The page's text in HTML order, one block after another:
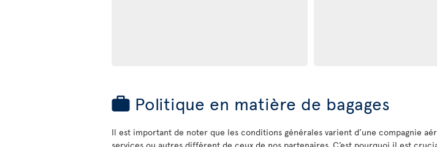
Politique en matière de bagages
Il est important de noter que les conditions générales varient d’une compagnie